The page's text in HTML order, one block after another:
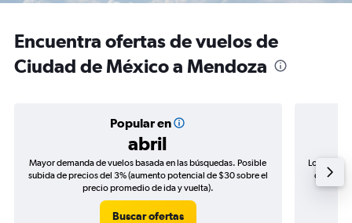
Encuentra ofertas de vuelos de
Ciudad de México a Mendoza
Popular en
abril
Mayor demanda de vuelos basada en las búsquedas. Posible
subida de precios del 3% (aumento potencial de $30 sobre el
precio promedio de ida y vuelta).
Buscar ofertas
Los
de